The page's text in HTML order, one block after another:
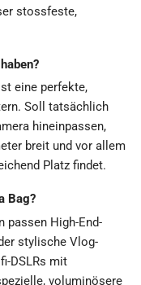
stossfeste,
eine perfekte,
Soll tatsächlich
hineinpassen,
breit und vor allem
Platz findet.
Bag?
passen High-End-
stylische Vlog-
DSLRs mit
voluminösere